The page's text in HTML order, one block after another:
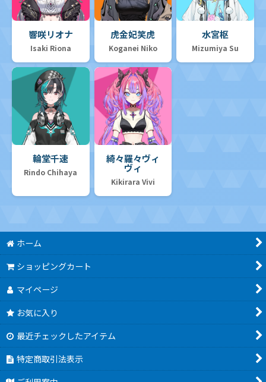
響咲リオナ
Isaki Riona
虎金妃笑虎
Koganei Niko
水宮枢
Mizumiya Su
輪堂千速
Rindo Chihaya
綺々羅々ヴィ
ヴィ
Kikirara Vivi
ホーム
ショッピングカート
マイページ
お気に入り
最近チェックしたアイテム
特定商取引法表示